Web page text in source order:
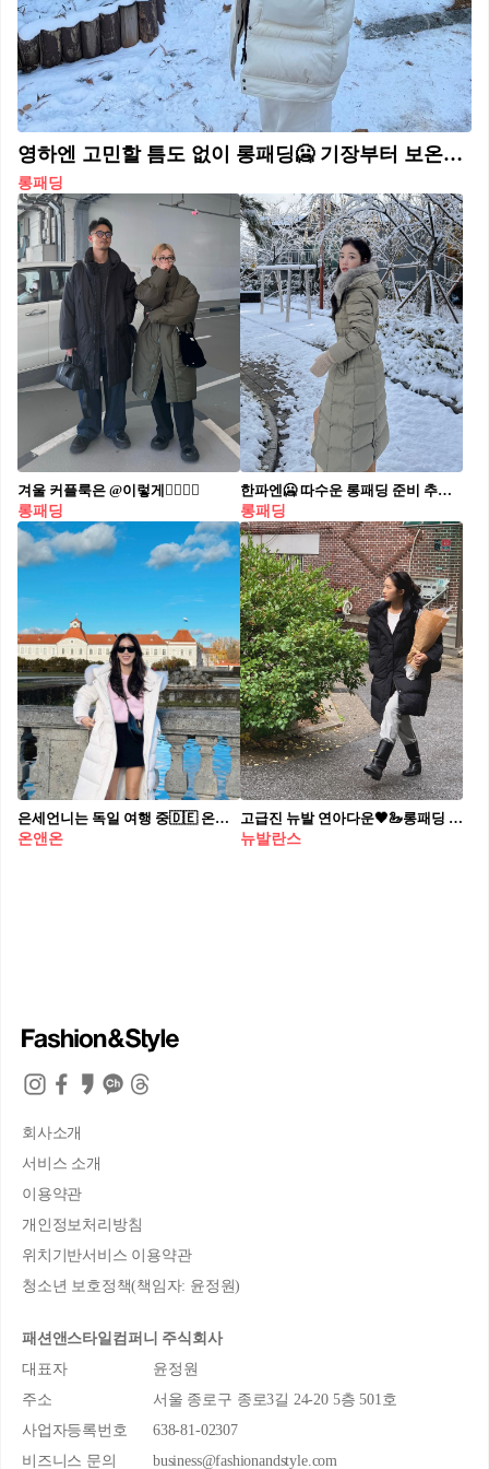
영하엔 고민할 틈도 없이 롱패딩🥶 기장부터 보온력까지 안정적인 만능템👍🏻💨결국 롱패딩이야
롱패딩
겨울 커플룩은 @이렇게👩‍❤️‍💋‍👨
롱패딩
한파엔🥶 따수운 롱패딩 준비 추워질 땐 발목까지 덮는 롱패딩부터 꺼내 입으세요 💨🩶
롱패딩
은세언니는 독일 여행 중🇩🇪 온앤온🤍뮌헨에서도 센스있는 @겨울룩☕🤎 #광고
온앤온
고급진 뉴발 연아다운🖤🦢롱패딩 너무 추운 요즘에 예쁜 실루엣 꾸안꾸템🥶😎@챙겨 #광고
뉴발란스
회사소개
서비스 소개
이용약관
개인정보처리방침
위치기반서비스 이용약관
청소년 보호정책(책임자: 윤정원)
패션앤스타일컴퍼니 주식회사
대표자
윤정원
주소
서울 종로구 종로3길 24-20 5층 501호
사업자등록번호
638-81-02307
비즈니스 문의
business@fashionandstyle.com